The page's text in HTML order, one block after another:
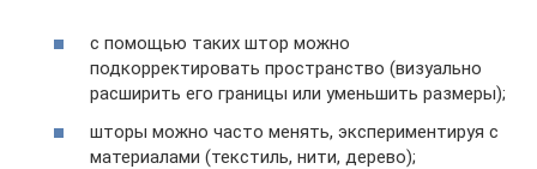
с помощью таких штор можно
подкорректировать пространство (визуально
расширить его границы или уменьшить размеры);
шторы можно часто менять, экспериментируя с
материалами (текстиль, нити, дерево);